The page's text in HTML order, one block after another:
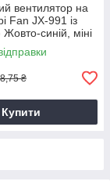
вентилятор на
Fan JX-991 із
Жовто-синій, міні
ручний
₴
Купити